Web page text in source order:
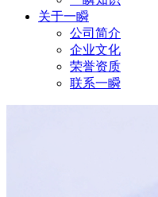
关于一瞬
公司简介
企业文化
荣誉资质
联系一瞬